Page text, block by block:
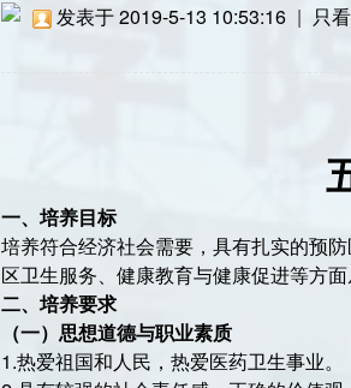
发表于 2019-5-13 10:53:16 | 只
一、培养目标
培养符合经济社会需要，具有扎实的预
区卫生服务、健康教育与健康促进等方
二、培养要求
（一） 思想道德与职业素质
1.热爱祖国和人民，热爱医药卫生事业。